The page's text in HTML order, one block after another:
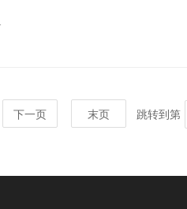
下一页 末页 跳转到第